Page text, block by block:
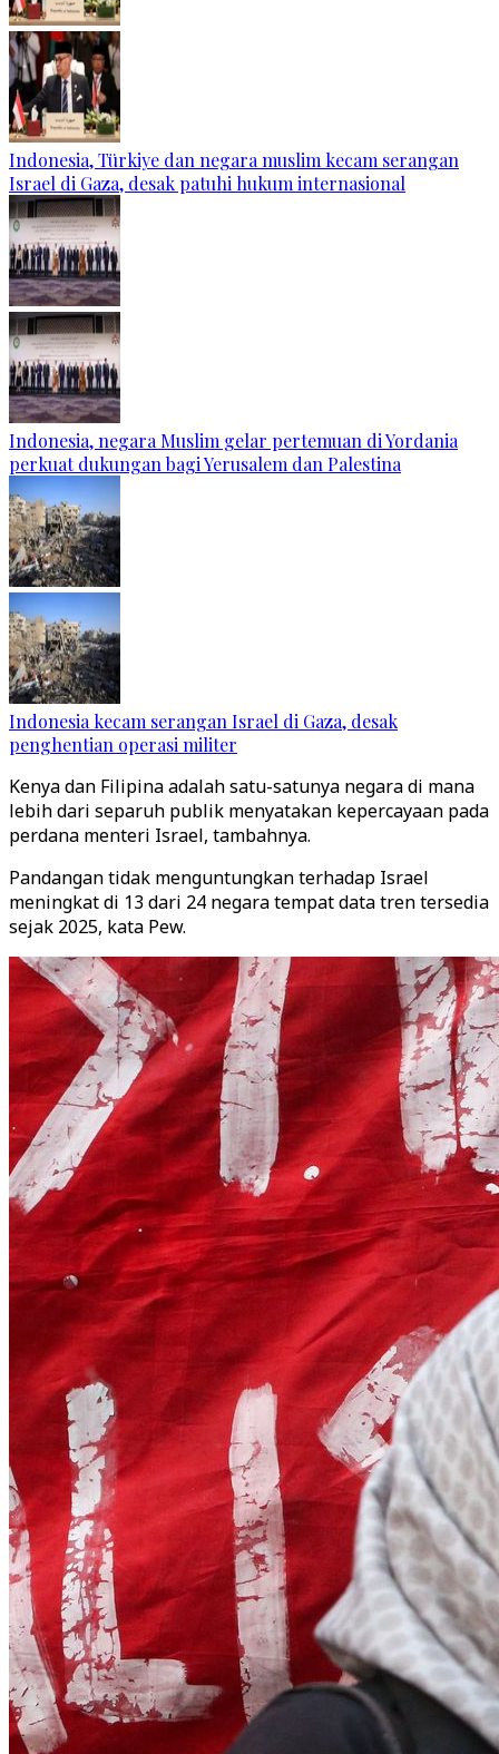
Indonesia, Türkiye dan negara muslim kecam serangan
Israel di Gaza, desak patuhi hukum internasional
Indonesia, negara Muslim gelar pertemuan di Yordania
perkuat dukungan bagi Yerusalem dan Palestina
Indonesia kecam serangan Israel di Gaza, desak
penghentian operasi militer
Kenya dan Filipina adalah satu-satunya negara di mana
lebih dari separuh publik menyatakan kepercayaan pada
perdana menteri Israel, tambahnya.
Pandangan tidak menguntungkan terhadap Israel
meningkat di 13 dari 24 negara tempat data tren tersedia
sejak 2025, kata Pew.